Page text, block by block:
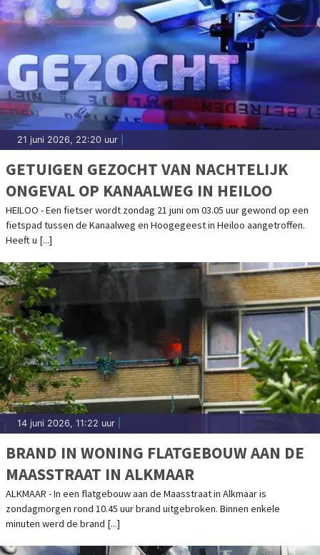
21 juni 2026, 22:20 uur
GETUIGEN GEZOCHT VAN NACHTELIJK
ONGEVAL OP KANAALWEG IN HEILOO
HEILOO - Een fietser wordt zondag 21 juni om 03.05 uur gewond op een
fietspad tussen de Kanaalweg en Hoogegeest in Heiloo aangetroffen.
Heeft u [...]
14 juni 2026, 11:22 uur
BRAND IN WONING FLATGEBOUW AAN DE
MAASSTRAAT IN ALKMAAR
ALKMAAR - In een flatgebouw aan de Maasstraat in Alkmaar is
zondagmorgen rond 10.45 uur brand uitgebroken. Binnen enkele
minuten werd de brand [...]